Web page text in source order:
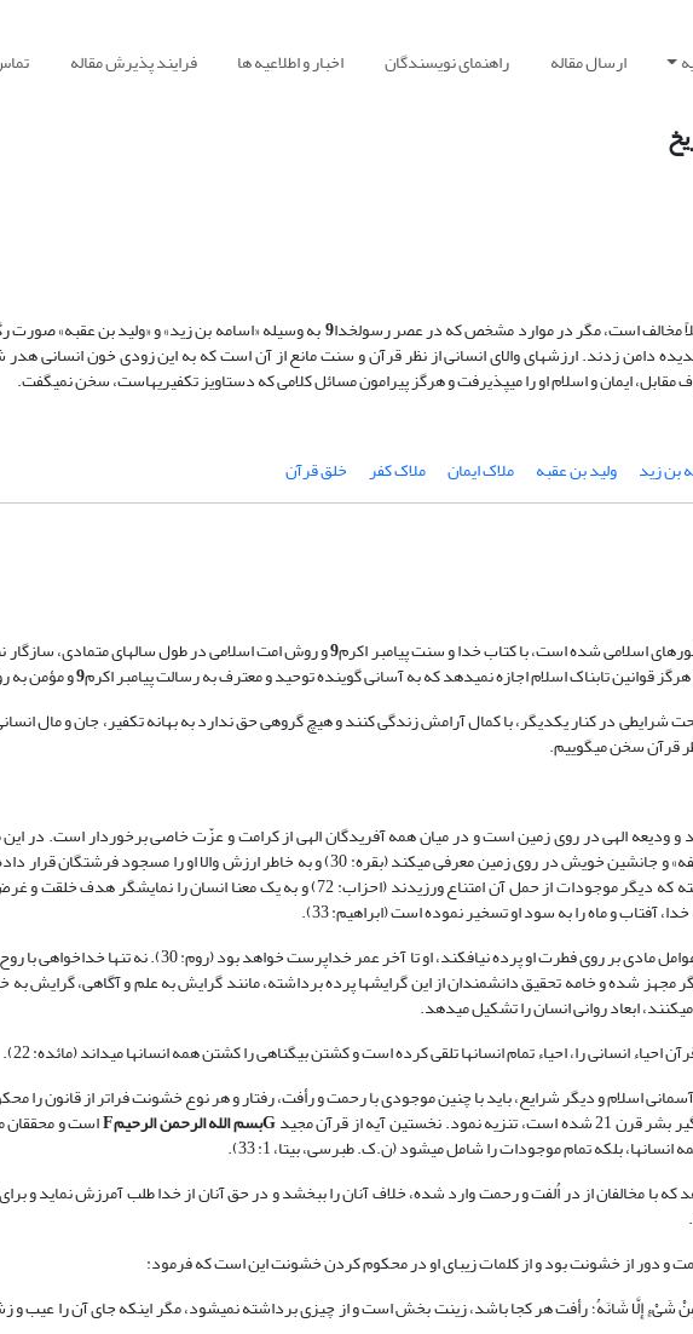
ارسال مقاله راهنمای نویسندگان اخبار و اطلاعیه ها فرایند پذیرش مقاله
مخالف است، مگر در موارد مشخص که در عصر رسول‏خدا9به وسیله «اسامه بن زید» و «ولید بن عقبه»
دامن زدند. ارزش‏های والای انسانی از نظر قرآن و سنت مانع از آن است که به این زودی خون انسانی
بن زید ولید بن عقبه ملاک ایمان ملاک کفر خلق قرآن
اسلامی شده است، با کتاب خدا و سنت پیامبر اکرم9و روش امت اسلامی در طول سال‏های متمادی، سازگار
قوانین تابناک اسلام اجازه نمی‏دهد که به آسانی گوینده توحید و معترف به رسالت پیامبر اکرم9و مؤمن به
تحت شرایطی در کنار یکدیگر، با کمال آرامش زندگی کنند و هیچ گروهی حق ندارد به بهانه تکفیر، جان و مال
قرآن سخن می‏گوییم.
و ودیعه الهی در روی زمین است و در میان همه آفریدگان الهی از کرامت و عزّت خاصی برخوردار است. در
اکتفا نکرده، او را شایسته حمل امانتی دانسته که دیگر موجودات از حمل آن امتناع ورزیدند (احزاب: 72) و به
او بالذات خداخواه و خداجوست و اگر دیگر عوامل مادی بر روی فطرت او پرده
مجهز شده و خامه تحقیق دانشمندان از این گرایش‏ها پرده برداشته، مانند گرایش به علم و آگاهی، گرایش به
ابعاد روانی انسان را تشکیل می‏دهد.
انسانی را، احیاء تمام انسان‏ها تلقی کرده است و کشتن بی‏گناهی را کشتن همه انسان‏ها می‏داند (مائده: 22).
اسلام و دیگر شرایع، باید با چنین موجودی با رحمت و رأفت، رفتار و هر نوع خشونت فراتر از قانون را
آیه از قرآن مجید Gبسم الله الرحمن الرحیمFاست و محققان
بلکه تمام موجودات را شامل می‏شود (ن.ک. طبرسی، بی‏تا، 1: 33).
که با مخالفان از در اُلفت و رحمت وارد شده، خلاف آنان را ببخشد و در حق آنان از خدا طلب آمرزش نماید و
و دور از خشونت بود و از کلمات زیبای او در محکوم کردن خشونت این است که فرمود: